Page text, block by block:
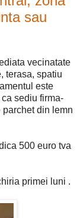
sau
vecinatate
terasa, spatiu
este
sediu firma-
din lemn
500 euro tva
primei luni .